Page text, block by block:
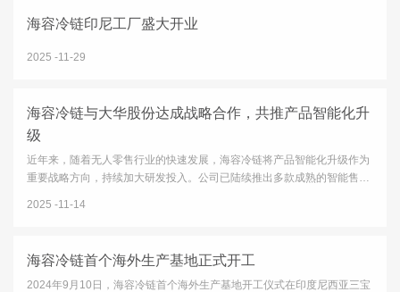
海容冷链印尼工厂盛大开业
2025 11-29
海容冷链与大华股份达成战略合作，共推产品智能化升
级
近年来，随着无人零售行业的快速发展，海容冷链将产品智能化升级作为
重要战略方向，持续加大研发投入。公司已陆续推出多款成熟的智能售货
2025 11-14
海容冷链首个海外生产基地正式开工
2024年9月10日，海容冷链首个海外生产基地开工仪式在印度尼西亚三宝